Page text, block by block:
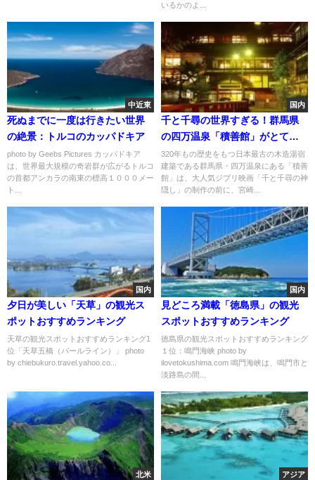
いるかのよ...
中近東
死ぬまでに一度は行きたい世界
の絶景：トルコのカッパドキア
photo by Geebs Pictures カッパドキア
は、世界最大規模の奇岩群が広がるトルコ
の首都アンカラの南東の標高１０００メー
ト...
国内
千と千尋の世界すぎる！群馬県
の四万温泉「積善館」がとても
素敵
320年もの歴史をもつ日本最古の木造湯宿
建築である群馬県・四万温泉にある「積善
館」は、大人気ジブリ映画「千と千尋の神
隠し」の制作の前に、宮崎...
国内
夕日が美しい「天草」の観光ス
ポットおすすめランキング
天草の観光スポットおすすめランキング1
位「天草五橋（パールライン）」 photo
by chiebukuro.travel.yahoo.co...
国内
見どころ満載「徳島県」の観光
スポットおすすめランキング
徳島県の観光スポットおすすめランキング
１位：鳴門海峡 photo by
ilovetokushima.com 鳴門海峡は、鳴門市と
淡路島の間...
北米 アジア